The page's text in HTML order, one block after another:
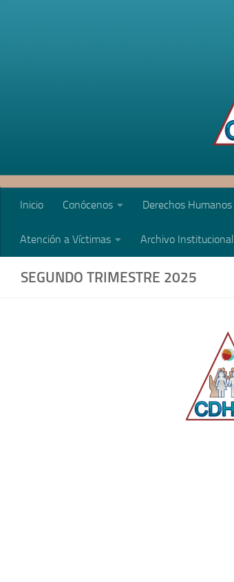
Inicio Conócenos Derechos Humanos
Atención a Víctimas Archivo Institucional
SEGUNDO TRIMESTRE 2025